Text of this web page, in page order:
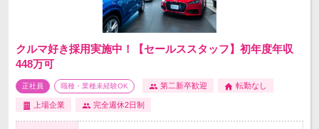
クルマ好き採用実施中！【セールススタッフ】初年度年収
448万可
正社員 職種・業種未経験OK 第二新卒歓迎 転勤なし
上場企業 完全週休2日制